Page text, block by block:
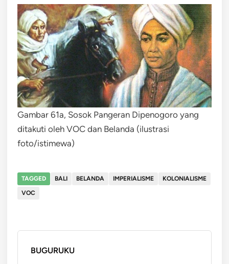
Gambar 61a, Sosok Pangeran Dipenogoro yang
ditakuti oleh VOC dan Belanda (ilustrasi
foto/istimewa)
TAGGED BALI BELANDA IMPERIALISME
KOLONIALISME
VOC
BUGURUKU